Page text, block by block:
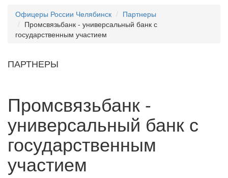
Офицеры России Челябинск
Партнеры
Промсвязьбанк - универсальный банк с
государственным участием
ПАРТНЕРЫ
Промсвязьбанк -
универсальный банк с
государственным
участием